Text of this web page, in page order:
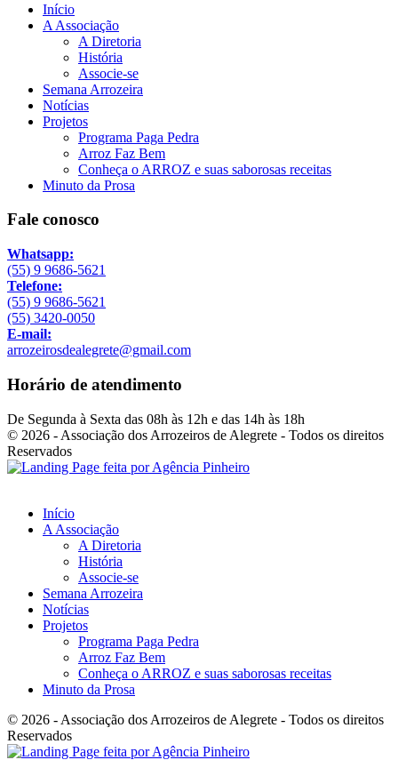
Início
A Associação
A Diretoria
História
Associe-se
Semana Arrozeira
Notícias
Projetos
Programa Paga Pedra
Arroz Faz Bem
Conheça o ARROZ e suas saborosas receitas
Minuto da Prosa
Fale conosco
Whatsapp:
(55) 9 9686-5621
Telefone:
(55) 9 9686-5621
(55) 3420-0050
E-mail:
arrozeirosdealegrete@gmail.com
Horário de atendimento
De Segunda à Sexta das 08h às 12h e das 14h às 18h
© 2026 - Associação dos Arrozeiros de Alegrete - Todos os direitos
Reservados
Início
A Associação
A Diretoria
História
Associe-se
Semana Arrozeira
Notícias
Projetos
Programa Paga Pedra
Arroz Faz Bem
Conheça o ARROZ e suas saborosas receitas
Minuto da Prosa
© 2026 - Associação dos Arrozeiros de Alegrete - Todos os direitos
Reservados